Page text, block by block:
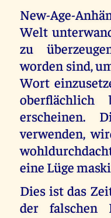
New-Age-
Welt
zu
worden sind,
Wort
erscheinen.
verwenden,
eine Lüge
Dies ist das
der falschen